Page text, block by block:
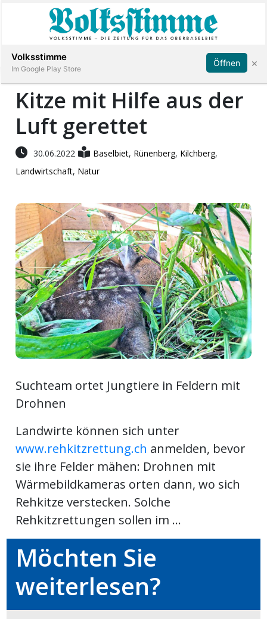
Immobilien
Veranstaltungen
E-
Paper
App
Fussball
Abonnieren Anmelden
Kitze mit Hilfe aus der
Luft gerettet
30.06.2022 Baselbiet, Rünenberg, Kilchberg,
Landwirtschaft, Natur
Suchteam ortet Jungtiere in Feldern mit
Drohnen
Landwirte können sich unter
www.rehkitzrettung.ch anmelden, bevor
sie ihre Felder mähen: Drohnen mit
Wärmebildkameras orten dann, wo sich
Rehkitze verstecken. Solche
Rehkitzrettungen sollen im ...
Möchten Sie
weiterlesen?
Volksstimme
Im Google Play Store
Öffnen ×